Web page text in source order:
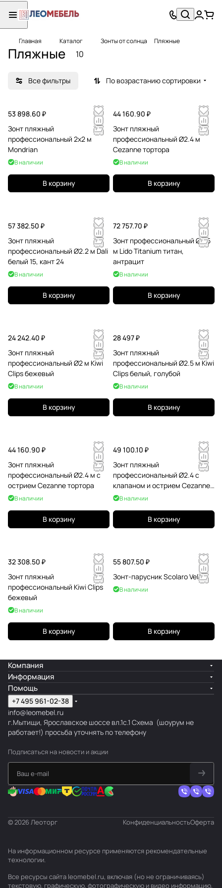
Главная Каталог Зонты от солнца Пляжные
Пляжные 10
Все фильтры По возрастанию сортировки
53 898.60 ₽
Зонт пляжный
профессиональный 2х2 м
Mondrian
В наличии
В корзину
44 160.90 ₽
Зонт пляжный
профессиональный Ø2.4 м
Cezanne тортора
В наличии
В корзину
57 382.50 ₽
Зонт пляжный
профессиональный Ø2.2 м Dali
белый 15, кант 24
В наличии
В корзину
72 757.70 ₽
Зонт профессиональный Ø2.5
м Lido Titanium титан,
антрацит
В наличии
В корзину
24 242.40 ₽
Зонт пляжный
профессиональный Ø2 м Kiwi
Clips бежевый
В наличии
В корзину
28 497 ₽
Зонт пляжный
профессиональный Ø2.5 м Kiwi
Clips белый, голубой
В наличии
В корзину
44 160.90 ₽
Зонт пляжный
профессиональный Ø2.4 м с
острием Cezanne тортора
В наличии
В корзину
49 100.10 ₽
Зонт пляжный
профессиональный Ø2.4 с
клапаном и острием Cezanne
тортора
В наличии
В корзину
32 308.50 ₽
Зонт пляжный
профессиональный Kiwi Clips
бежевый
В наличии
В корзину
55 807.50 ₽
Зонт-парусник Scolaro Vela
В наличии
В корзину
Компания
Информация
Помощь
+7 495 961-02-38
info@leomebel.ru
г.Мытищи, Ярославское шоссе вл.1с.1 Схема (шоурум не
работает!) просьба уточнять по телефону
Подписаться на новости и акции
© 2026 Леоторг КонфиденциальностьОферта
На информационном ресурсе применяются рекомендательные
технологии.
Все ресурсы сайта leomebel.ru, включая (но не ограничиваясь)
текстовую, графическую, фотографическую и видео информацию,